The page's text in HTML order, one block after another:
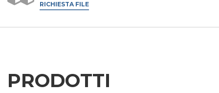
RICHIESTA FILE
PRODOTTI